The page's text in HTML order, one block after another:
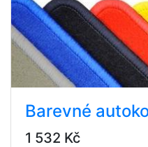
Barevné
1 532 Kč